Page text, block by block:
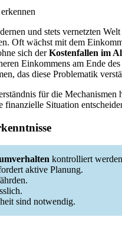
und stets vernetzten
Oft wächst mit dem
sich derKostenfallen im
Einkommens am Ende
das diese Problematik
für die Mechanismen
finanzielle Situation
kontrolliert
aktive Planung.
sind notwendig.